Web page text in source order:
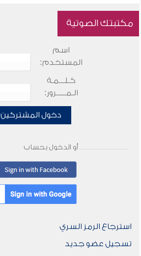
مكتبتك الصوتية
اسم
المستخدم:
كـلـــمـة
الـمـــــرور:
دخول المشتركين
أو الدخول بحساب
استرجاع الرمز السري
تسجيل عضو جديد